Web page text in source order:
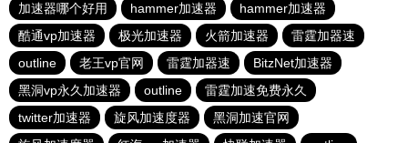
加速器哪个好用
hammer加速器
hammer加速器
酷通vp加速器
极光加速器 火箭加速器
雷霆加器速
outline
老王vp官网 雷霆加器速
BitzNet加速器
黑洞vp永久加速器
outline
雷霆加速免费永久
twitter加速器
旋风加速度器
黑洞加速官网